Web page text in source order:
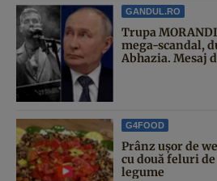
GANDUL.RO
Trupa
mega-scandal,
Abhazia. Mesaj
G4FOOD
Prânz ușor de
cu două feluri
legume